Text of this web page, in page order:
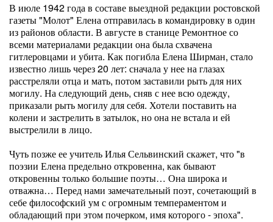
В июле 1942 года в составе выездной редакции ростовской
газеты "Молот" Елена отправилась в командировку в один
из районов области. В августе в станице Ремонтное со
всеми материалами редакции она была схвачена
гитлеровцами и убита. Как погибла Елена Ширман, стало
известно лишь через 20 лет: сначала у нее на глазах
расстреляли отца и мать, потом заставили рыть для них
могилу. На следующий день, сняв с нее всю одежду,
приказали рыть могилу для себя. Хотели поставить на
колени и застрелить в затылок, но она не встала и ей
выстрелили в лицо.
Чуть позже ее учитель Илья Сельвинский скажет, что "в
поэзии Елена предельно откровенна, как бывают
откровенны только большие поэты… Она широка и
отважна… Перед нами замечательный поэт, сочетающий в
себе философский ум с огромным темпераментом и
обладающий при этом почерком, имя которого - эпоха".